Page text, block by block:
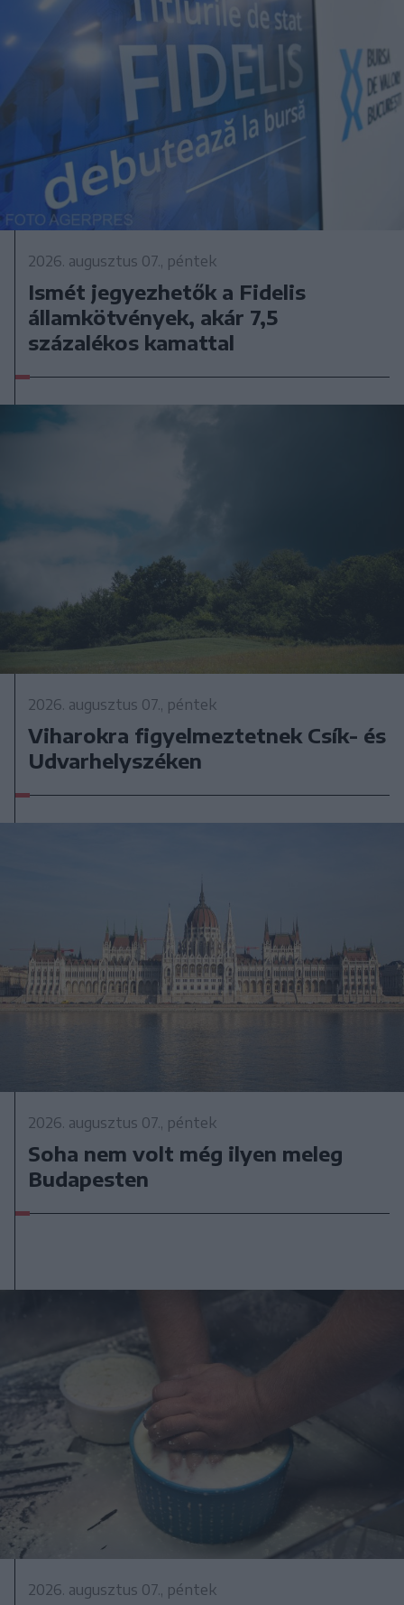
2026. augusztus 07., péntek
Ismét jegyezhetők a Fidelis
államkötvények, akár 7,5
százalékos kamattal
2026. augusztus 07., péntek
Viharokra figyelmeztetnek Csík- és
Udvarhelyszéken
2026. augusztus 07., péntek
Soha nem volt még ilyen meleg
Budapesten
2026. augusztus 07., péntek